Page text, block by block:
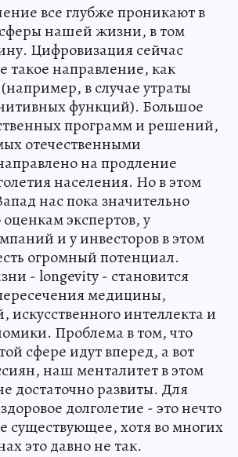
все глубже проникают в
нашей жизни, в том
Цифровизация сейчас
такое направление, как
в случае утраты
функций). Большое
программ и решений,
отечественными
на продление
населения. Но в этом
нас пока значительно
экспертов, у
и у инвесторов в этом
огромный потенциал.
- longevity - становится
медицины,
искусственного интеллекта и
Проблема в том, что
сфере идут вперед, а вот
наш менталитет в этом
достаточно развиты. Для
долголетие - это нечто
существующее, хотя во многих
это давно не так.